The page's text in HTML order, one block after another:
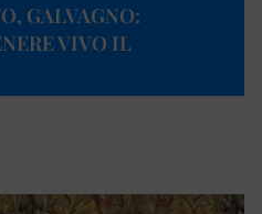
GALVAGNO:
VIVO IL